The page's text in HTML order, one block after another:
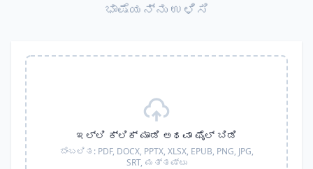
ಭಾಷೆಯನ್ನು ಉಳಿಸಿ
ಇಲ್ಲಿ ಕ್ಲಿಕ್ ಮಾಡಿ ಅಥವಾ ಫೈಲ್ ಬಿಡಿ
ಬೆಂಬಲಿತ: PDF, DOCX, PPTX, XLSX, EPUB, PNG, JPG,
SRT, ಮತ್ತಷ್ಟು